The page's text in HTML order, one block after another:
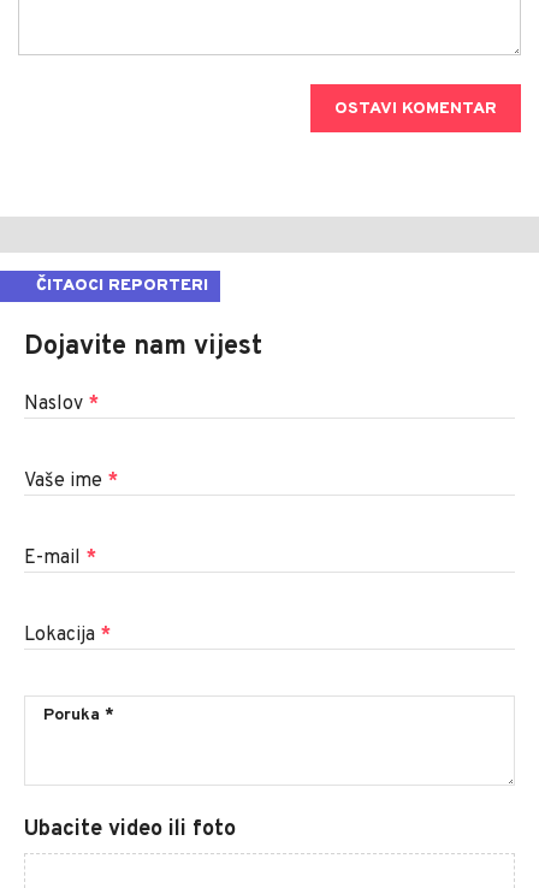
OSTAVI KOMENTAR
ČITAOCI REPORTERI
Dojavite nam vijest
Naslov *
Vaše ime *
E-mail *
Lokacija *
Ubacite video ili foto